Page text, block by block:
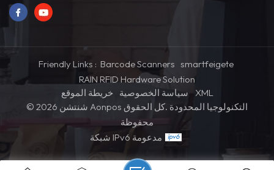
Friendly Links : Barcode Scanners smartfeigete
RAIN RFID Hardware Solution
خريطة الموقع
سياسة الخصوصية
XML
© 2026 شنتشن Aonpos التكنولوجيا المحدودة .كل الحقوق
محفوظة
شبكة IPv6 مدعومة